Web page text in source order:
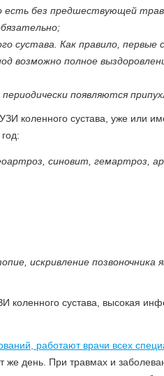
есть без предшествующей
сустава. Как правило, первые
возможно полное
появляются
коленного сустава, уже или
синовит, гемартроз,
искривление позвоночника
сустава, высокая
работают врачи всех
же день. При травмах и